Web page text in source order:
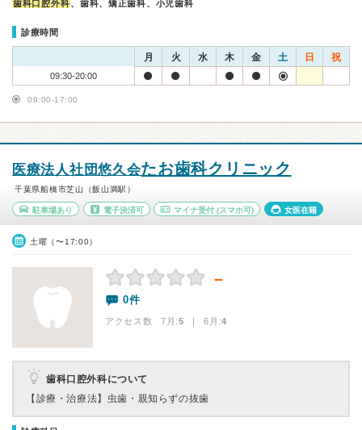
歯科口腔外科、歯科、矯正歯科、小児歯科
診療時間
月 火 水 木 金 土 日 祝
09:30-20:00
09:00-17:00
医療法人社団悠久会たお歯科クリニック
千葉県船橋市芝山（飯山満駅）
駐車場あり 電子決済可 マイナ受付 (スマホ可) 女医在籍
土曜（〜17:00）
－
0件
アクセス数 7月:5 | 6月:4
歯科口腔外科について
【診療・治療法】 虫歯・親知らずの抜歯